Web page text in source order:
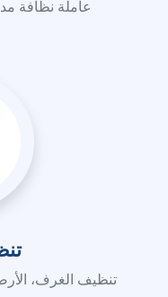
عاملة نظافة
تنظيف الغرف،